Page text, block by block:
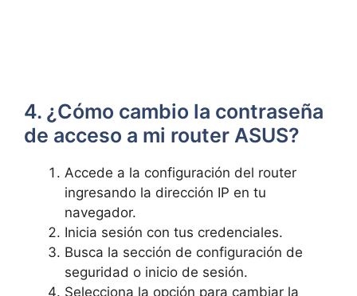
4. ¿Cómo cambio la contraseña
de⁤ acceso a ⁢mi router ASUS?
Accede⁢ a la configuración ​del router
ingresando la dirección IP ​en⁤ tu
navegador.
Inicia⁤ sesión con tus credenciales.
Busca la sección de ⁢configuración de
seguridad o inicio de sesión.
Selecciona la opción para cambiar la‍